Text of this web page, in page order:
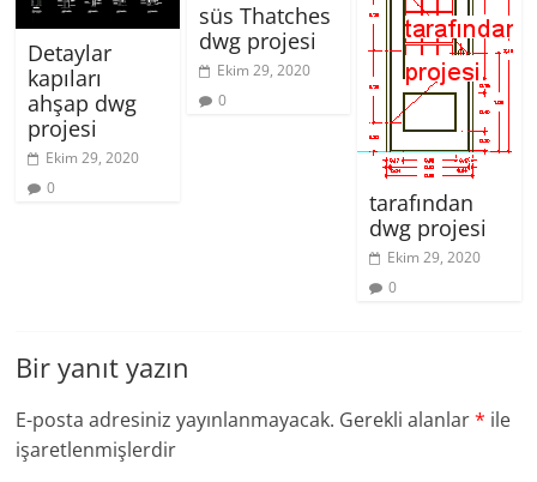
Detaylar
kapıları
ahşap dwg
projesi
Ekim 29, 2020
0
süs Thatches
dwg projesi
Ekim 29, 2020
0
tarafından
dwg projesi
Ekim 29, 2020
0
Bir yanıt yazın
E-posta adresiniz yayınlanmayacak. Gerekli alanlar* ile
işaretlenmişlerdir